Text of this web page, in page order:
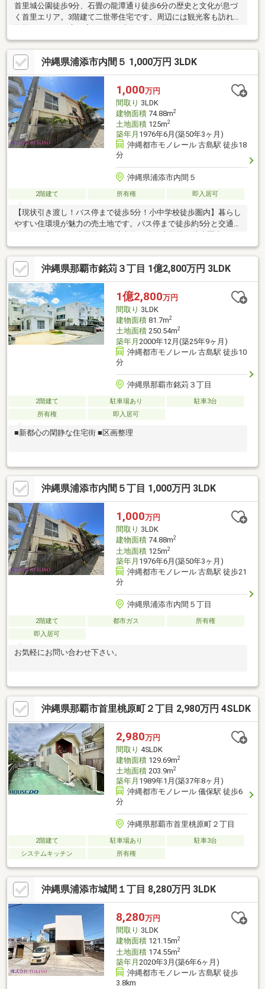
首里城公園徒歩9分、石畳の龍潭通り徒歩6分の歴史と文化が息づ
く首里エリア。3階建て二世帯住宅です。周辺には観光客も訪れる
散策ルートや工房、店舗などが点在し、首里らしい趣ある街並み
が広がります。高台で眺望も良好で、開放感のある住環境が魅
力。建物は二世帯住宅仕様となっており、プライバシーに配慮し
た間取り構成。約29帖の広々としたLDKは家族団らんは勿論、来
客対応や事業利用にも対応できるゆとりある空間。駐車場は3～4
台可で、住居兼事務所、教室、サロン、賃貸併用など多用途に活
用可。【周辺情報】・セブンイレブン 徒歩3分・コープ寒川徒歩5
分・首里金城町石畳道 徒歩6分・儀保駅徒歩19分
沖縄県浦添市内間５ 1,000万円 3LDK
1,000万円
間取り 3LDK
建物面積74.88m2
土地面積125m2
築年月 1976年6月(築50年3ヶ月)
沖縄都市モノレール 古島駅 徒歩18
分
沖縄県浦添市内間５
2階建て 所有権 即入居可
【現状引き渡し！バス停まで徒歩5分！小中学校徒歩圏内】暮らし
やすい住環境が魅力の売土地です。バス停まで徒歩約5分と交通ア
りお子さまの通学負担が少なく子育て世帯におすすめです。毎日
のお買い物は丸大まで徒歩約11分、ファミリーマートまで徒歩約
3分と生活利便施設が身近にそろっています。利便性と住みやすさ
を兼ね備えた浦添市内間で、新しい暮らしを始めてみませんか。
現地の雰囲気や周辺環境は、実際にご覧いただくことでより魅力
を感じていただけます。
沖縄県那覇市銘苅３丁目 1億2,800万円 3LDK
1億2,800万円
間取り 3LDK
建物面積81.7m2
土地面積250.54m2
築年月 2000年12月(築25年9ヶ月)
沖縄都市モノレール 古島駅 徒歩10
分
沖縄県那覇市銘苅３丁目
2階建て 駐車場あり
駐車3台
所有権
即入居可
■新都心の閑静な住宅街 ■区画整理
沖縄県浦添市内間５丁目 1,000万円 3LDK
1,000万円
間取り 3LDK
建物面積74.88m2
土地面積125m2
築年月 1976年6月(築50年3ヶ月)
沖縄都市モノレール 古島駅 徒歩21
分
沖縄県浦添市内間５丁目
2階建て 都市ガス
所有権
即入居可
お気軽にお問い合わせ下さい。
沖縄県那覇市首里桃原町２丁目 2,980万円 4SLDK
2,980万円
間取り 4SLDK
建物面積129.69m2
土地面積203.9m2
築年月 1989年1月(築37年8ヶ月)
沖縄都市モノレール 儀保駅 徒歩6
分
沖縄県那覇市首里桃原町２丁目
2階建て 駐車場あり
駐車3台
システムキッチン
所有権
沖縄県浦添市城間１丁目 8,280万円 3LDK
8,280万円
間取り 3LDK
建物面積121.15m2
土地面積174.55m2
築年月 2020年3月(築6年6ヶ月)
沖縄都市モノレール 古島駅 徒歩
3.8km